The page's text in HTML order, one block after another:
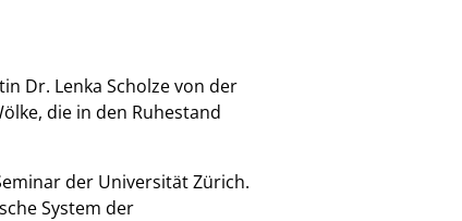
Dr. Lenka Scholze von der
die in den Ruhestand
der Universität Zürich.
System der